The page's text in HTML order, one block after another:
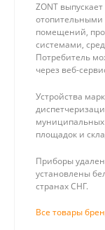
ZONT
помещений,
системами,
Потребитель
через веб-
Устройства
площадок и
Приборы
установлены
странах СНГ.
Все товары